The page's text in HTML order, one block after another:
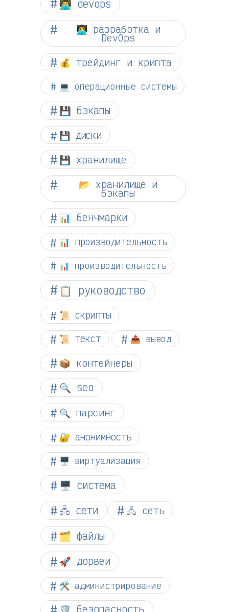
👨‍💻 devops
👨‍💻 разработка и
DevOps
💰 трейдинг и крипта
💻 операционные системы
💾 бэкапы
💾 диски
💾 хранилище
📂 хранилище и
бэкапы
📊 бенчмарки
📊 производительность
📊 производительность
📋 руководство
📜 скрипты
📜 текст 📤 вывод
📦 контейнеры
🔍 seo
🔍 парсинг
🔐 анонимность
🖥️ виртуализация
🖥️ система
🖧 сети
🖧 сеть
🗂️ файлы
🚀 дорвеи
🛠️ администрирование
🛡️ безопасность